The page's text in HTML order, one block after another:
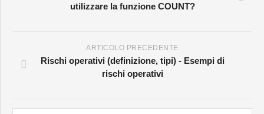
utilizzare la funzione COUNT?
ARTICOLO PRECEDENTE
Rischi operativi (definizione, tipi) - Esempi di
rischi operativi